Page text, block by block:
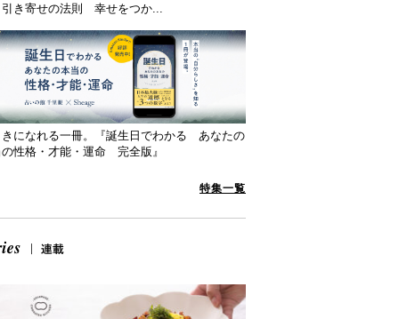
き寄せの法則 幸せをつか...
きになれる一冊。『誕生日でわかる あなたの
性格・才能・運命 完全版』
特集一覧